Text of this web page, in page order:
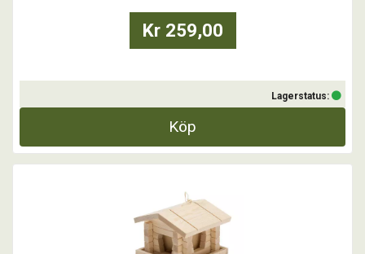
Kr 259,00
Lagerstatus:
Köp